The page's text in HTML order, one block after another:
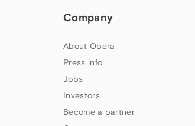
Company
About Opera
Press info
Jobs
Investors
Become a partner